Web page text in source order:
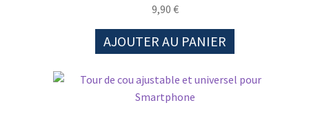
9,90 €
AJOUTER AU PANIER